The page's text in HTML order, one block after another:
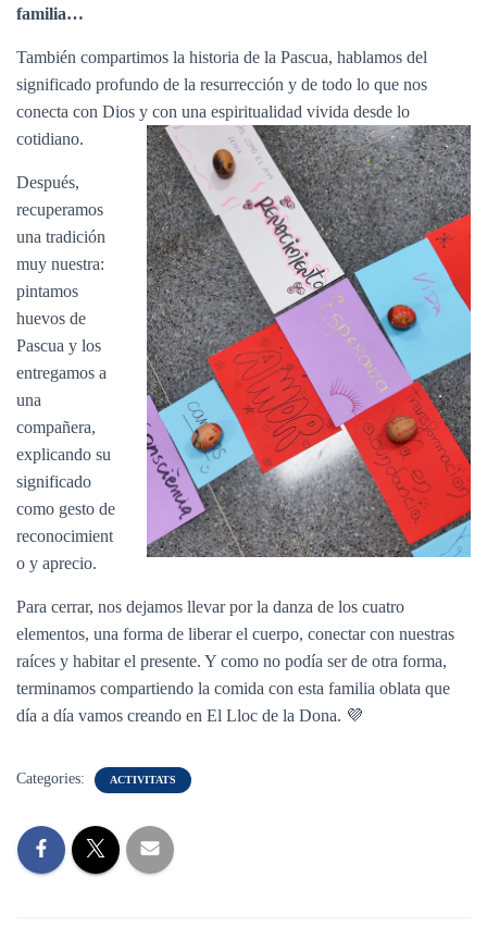
familia…
También compartimos la historia de la Pascua, hablamos del
significado profundo de la resurrección y de todo lo que nos
conecta con Dios y con una espiritualidad vivida desde lo
cotidiano.
Después,
recuperamos
una tradición
muy nuestra:
pintamos
huevos de
Pascua y los
entregamos a
una
compañera,
explicando su
significado
como gesto de
reconocimient
o y aprecio.
Para cerrar, nos dejamos llevar por la danza de los cuatro
elementos, una forma de liberar el cuerpo, conectar con nuestras
raíces y habitar el presente. Y como no podía ser de otra forma,
terminamos compartiendo la comida con esta familia oblata que
día a día vamos creando en El Lloc de la Dona. 💜
Categories: ACTIVITATS